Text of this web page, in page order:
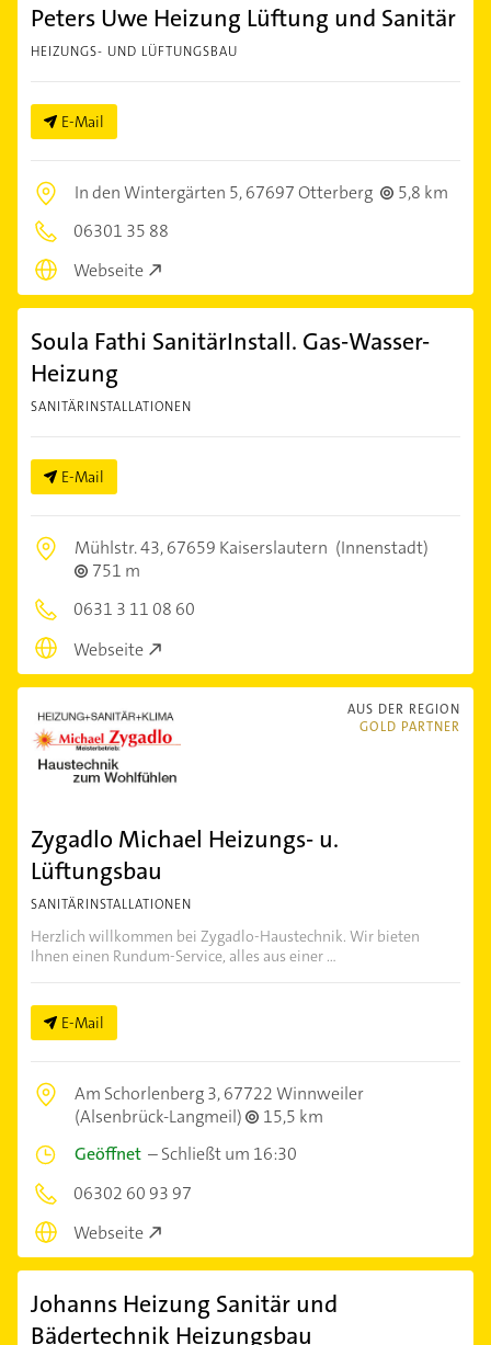
Peters Uwe Heizung Lüftung und Sanitär
HEIZUNGS- UND LÜFTUNGSBAU
E-Mail
In den Wintergärten 5,67697 Otterberg
5,8 km
06301 35 88
Webseite
Soula Fathi SanitärInstall. Gas-Wasser-
Heizung
SANITÄRINSTALLATIONEN
E-Mail
Mühlstr. 43,67659 Kaiserslautern (Innenstadt)
751 m
0631 3 11 08 60
Webseite
AUS DER REGION
GOLD PARTNER
Zygadlo Michael Heizungs- u.
Lüftungsbau
SANITÄRINSTALLATIONEN
Herzlich willkommen bei Zygadlo-Haustechnik. Wir bieten
Ihnen einen Rundum-Service, alles aus einer ...
E-Mail
Am Schorlenberg 3,67722 Winnweiler
(Alsenbrück-Langmeil)
15,5 km
Geöffnet –Schließt um 16:30
06302 60 93 97
Webseite
Johanns Heizung Sanitär und
Bädertechnik Heizungsbau